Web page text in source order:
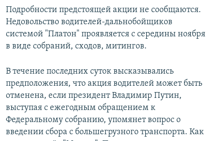
Подробности предстоящей акции не сообщаются.
Недовольство водителей-дальнобойщиков
системой "Платон" проявляется с середины ноября
в виде собраний, сходов, митингов.
В течение последних суток высказывались
предположения, что акция водителей может быть
отменена, если президент Владимир Путин,
выступая с ежегодным обращением к
Федеральному собранию, упомянет вопрос о
введении сбора с большегрузного транспорта. Как